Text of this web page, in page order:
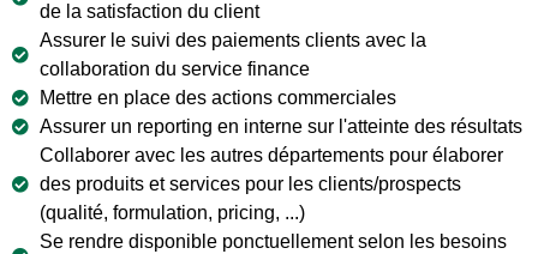
de la satisfaction du client
Assurer le suivi des paiements clients avec la
collaboration du service finance
Mettre en place des actions commerciales
Assurer un reporting en interne sur l'atteinte des résultats
Collaborer avec les autres départements pour élaborer
des produits et services pour les clients/prospects
(qualité, formulation, pricing, ...)
Se rendre disponible ponctuellement selon les besoins